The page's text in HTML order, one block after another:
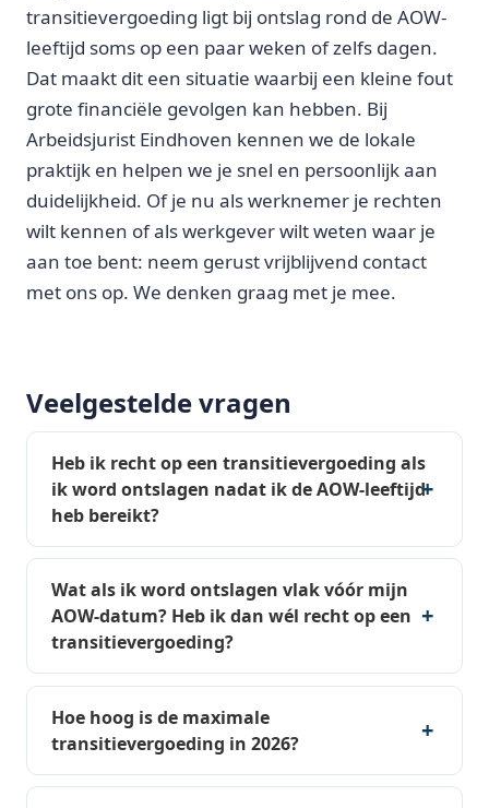
transitievergoeding ligt bij ontslag rond de AOW-
leeftijd soms op een paar weken of zelfs dagen.
Dat maakt dit een situatie waarbij een kleine fout
grote financiële gevolgen kan hebben. Bij
Arbeidsjurist Eindhoven kennen we de lokale
praktijk en helpen we je snel en persoonlijk aan
duidelijkheid. Of je nu als werknemer je rechten
wilt kennen of als werkgever wilt weten waar je
aan toe bent: neem gerust vrijblijvend contact
met ons op. We denken graag met je mee.
Veelgestelde vragen
Heb ik recht op een transitievergoeding als
ik word ontslagen nadat ik de AOW-leeftijd
heb bereikt?
Wat als ik word ontslagen vlak vóór mijn
AOW-datum? Heb ik dan wél recht op een
transitievergoeding?
Hoe hoog is de maximale
transitievergoeding in 2026?